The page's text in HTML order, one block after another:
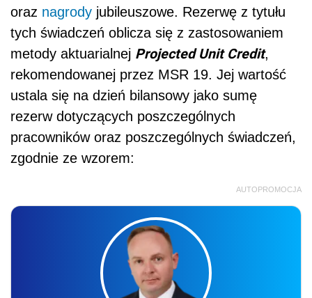
oraz nagrody jubileuszowe. Rezerwę z tytułu
tych świadczeń oblicza się z zastosowaniem
metody aktuarialnej Projected Unit Credit,
rekomendowanej przez MSR 19. Jej wartość
ustala się na dzień bilansowy jako sumę
rezerw dotyczących poszczególnych
pracowników oraz poszczególnych świadczeń,
zgodnie ze wzorem:
AUTOPROMOCJA